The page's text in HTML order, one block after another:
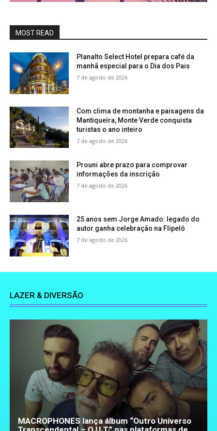
MOST READ
Planalto Select Hotel prepara café da
manhã especial para o Dia dos Pais
7 de agosto de 2026
Com clima de montanha e paisagens da
Mantiqueira, Monte Verde conquista
turistas o ano inteiro
7 de agosto de 2026
Prouni abre prazo para comprovar
informações da inscrição
7 de agosto de 2026
25 anos sem Jorge Amado: legado do
autor ganha celebração na Flipelô
7 de agosto de 2026
LAZER & DIVERSÃO
MACROPHONES lança álbum “Outro Universo